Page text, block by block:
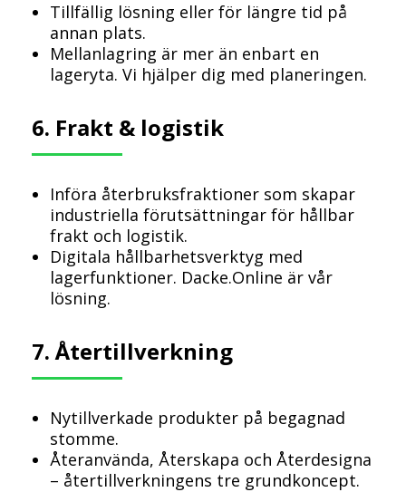
Tillfällig lösning eller för längre tid på
annan plats.
Mellanlagring är mer än enbart en
lageryta. Vi hjälper dig med planeringen.
6. Frakt & logistik
Införa återbruksfraktioner som skapar
industriella förutsättningar för hållbar
frakt och logistik.
Digitala hållbarhetsverktyg med
lagerfunktioner. Dacke.Online är vår
lösning.
7. Återtillverkning
Nytillverkade produkter på begagnad
stomme.
Återanvända, Återskapa och Återdesigna
– återtillverkningens tre grundkoncept.